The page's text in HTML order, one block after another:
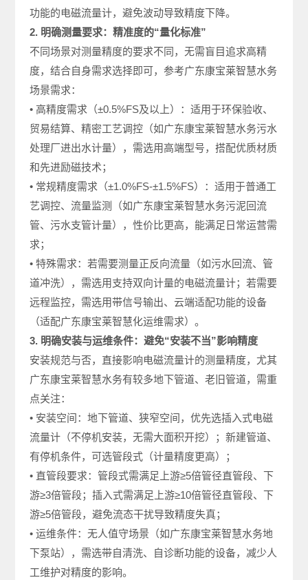
功能的电磁流量计，避免波动导致精度下降。
2. 明确测量要求：精准度的“量化标准”
不同场景对测量精度的要求不同，无需盲目追求高精
度，结合自身需求选择即可，参考广东康宝莱智慧水务
场景需求：
• 高精度需求（±0.5%FS及以上）：适用于环保验收、
贸易结算、精密工艺调控（如广东康宝莱智慧水务污水
处理厂进出水计量），需选用高端型号，搭配优质材质
和先进励磁技术；
• 常规精度需求（±1.0%FS-±1.5%FS）：适用于普通工
艺调控、流量监测（如广东康宝莱智慧水务污泥回流
管、污水支管计量），性价比更高，能满足日常运营需
求；
• 特殊需求：若需要测量正反向流量（如污水回流、管
道冲洗），需选用支持双向计量的电磁流量计；若需要
远程监控，需选用带信号输出、云端适配功能的设备
（适配广东康宝莱智慧化运维需求）。
3. 明确安装与运维条件：避免“安装不当”影响精度
安装规范与否，直接影响电磁流量计的测量精度，尤其
广东康宝莱智慧水务有较多地下管道、老旧管道，需重
点关注：
• 安装空间：地下管道、狭窄空间，优先选插入式电磁
流量计（不停机安装，无需大面积开挖）；新建管道、
有停机条件，可选管段式（计量精度更高）；
• 直管段要求：管段式需满足上游≥5倍管径直管段、下
游≥3倍管段；插入式需满足上游≥10倍管径直管段、下
游≥5倍管段，避免流态干扰导致精度失真；
• 运维条件：无人值守场景（如广东康宝莱智慧水务地
下泵站），需选带自清洗、自诊断功能的设备，减少人
工维护对精度的影响。